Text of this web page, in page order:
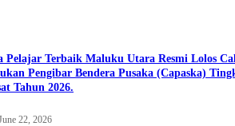
Pelajar Terbaik Maluku Utara Resmi Lolos
Pengibar Bendera Pusaka (Capaska)
Tahun 2026.
22, 2026